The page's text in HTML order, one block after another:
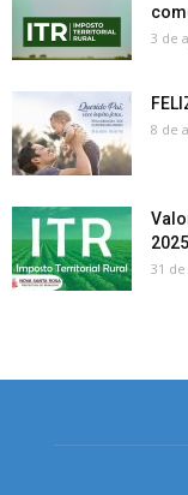
3 de
8 de
31